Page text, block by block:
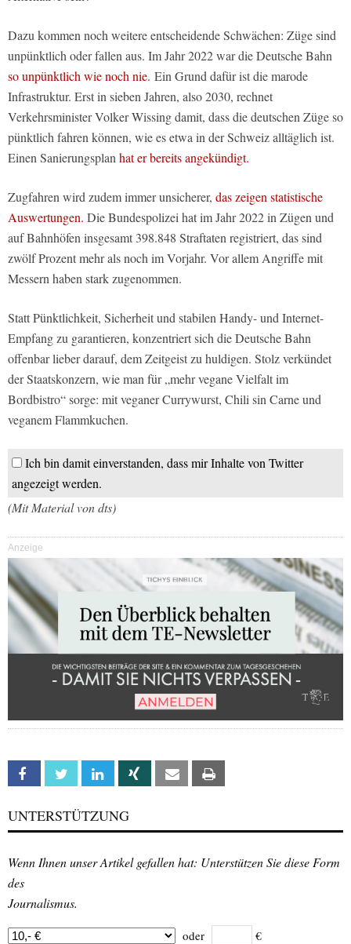
Dazu kommen noch weitere entscheidende Schwächen: Züge sind
unpünktlich oder fallen aus. Im Jahr 2022 war die Deutsche Bahn
so unpünktlich wie noch nie. Ein Grund dafür ist die marode
Infrastruktur. Erst in sieben Jahren, also 2030, rechnet
Verkehrsminister Volker Wissing damit, dass die deutschen Züge so
pünktlich fahren können, wie es etwa in der Schweiz alltäglich ist.
Einen Sanierungsplan hat er bereits angekündigt.
Zugfahren wird zudem immer unsicherer, das zeigen statistische
Auswertungen. Die Bundespolizei hat im Jahr 2022 in Zügen und
auf Bahnhöfen insgesamt 398.848 Straftaten registriert, das sind
zwölf Prozent mehr als noch im Vorjahr. Vor allem Angriffe mit
Messern haben stark zugenommen.
Statt Pünktlichkeit, Sicherheit und stabilen Handy- und Internet-
Empfang zu garantieren, konzentriert sich die Deutsche Bahn
offenbar lieber darauf, dem Zeitgeist zu huldigen. Stolz verkündet
der Staatskonzern, wie man für „mehr vegane Vielfalt im
Bordbistro“ sorge: mit veganer Currywurst, Chili sin Carne und
veganem Flammkuchen.
Ich bin damit einverstanden, dass mir Inhalte von Twitter
angezeigt werden.
(Mit Material von dts)
Anzeige
Facebook Twitter Linkedin Xing Email
UNTERSTÜTZUNG
Wenn Ihnen unser Artikel gefallen hat: Unterstützen Sie diese Form
des
Journalismus.
oder €